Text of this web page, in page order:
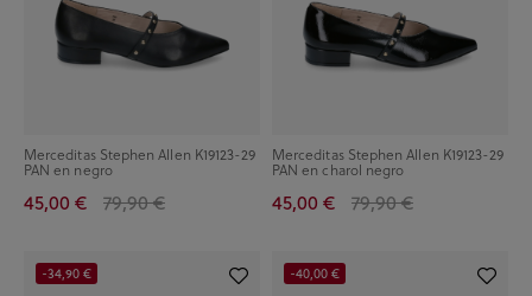
Merceditas Stephen Allen K19123-29
PAN en negro
45,00 € 79,90 €
Merceditas Stephen Allen K19123-29
PAN en charol negro
45,00 € 79,90 €
-34,90 € -40,00 €